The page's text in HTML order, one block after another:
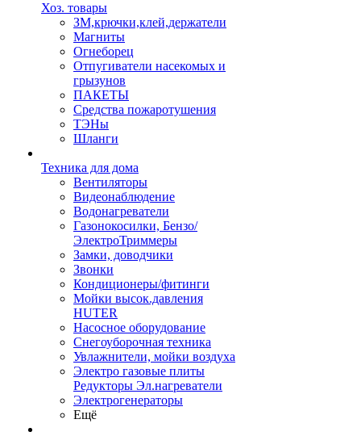
Хоз. товары
ЗМ,крючки,клей,держатели
Магниты
Огнеборец
Отпугиватели насекомых и
грызунов
ПАКЕТЫ
Средства пожаротушения
ТЭНы
Шланги
Техника для дома
Вентиляторы
Видеонаблюдение
Водонагреватели
Газонокосилки, Бензо/
ЭлектроТриммеры
Замки, доводчики
Звонки
Кондиционеры/фитинги
Мойки высок.давления
HUTER
Насосное оборудование
Снегоуборочная техника
Увлажнители, мойки воздуха
Электро газовые плиты
Редукторы Эл.нагреватели
Электрогенераторы
Ещё